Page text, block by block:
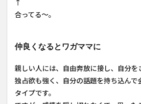
合ってる～。
仲良くなるとワガママに
親しい人には、自由奔放に接し、自分を
独占欲も強く、自分の話題を持ち込んで
タイプです。